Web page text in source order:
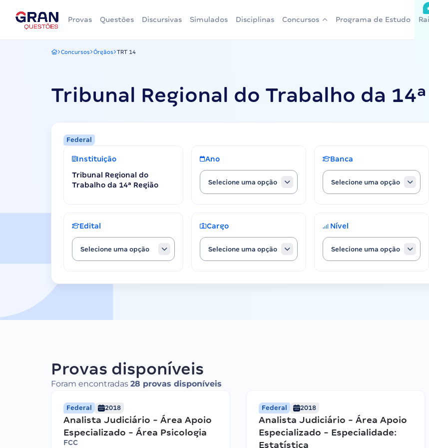
Provas Questões Discursivas Simulados Disciplinas Concursos Programa de Estudo
Gran Questões
Concursos Órgãos TRT 14
Tribunal Regional do Trabalho da 14ª
Federal
Instituição
Tribunal Regional do
Trabalho da 14ª Região
Ano
Selecione uma opção
Banca
Selecione uma opção
Edital
Selecione uma opção
Cargo
Selecione uma opção
Nível
Selecione uma opção
Provas disponíveis
Foram encontradas 28 provas disponíveis
Federal 2018
Analista Judiciário - Área Apoio
Especializado - Área Psicologia
FCC
Federal 2018
Analista Judiciário - Área Apoio
Especializado - Especialidade:
Estatística